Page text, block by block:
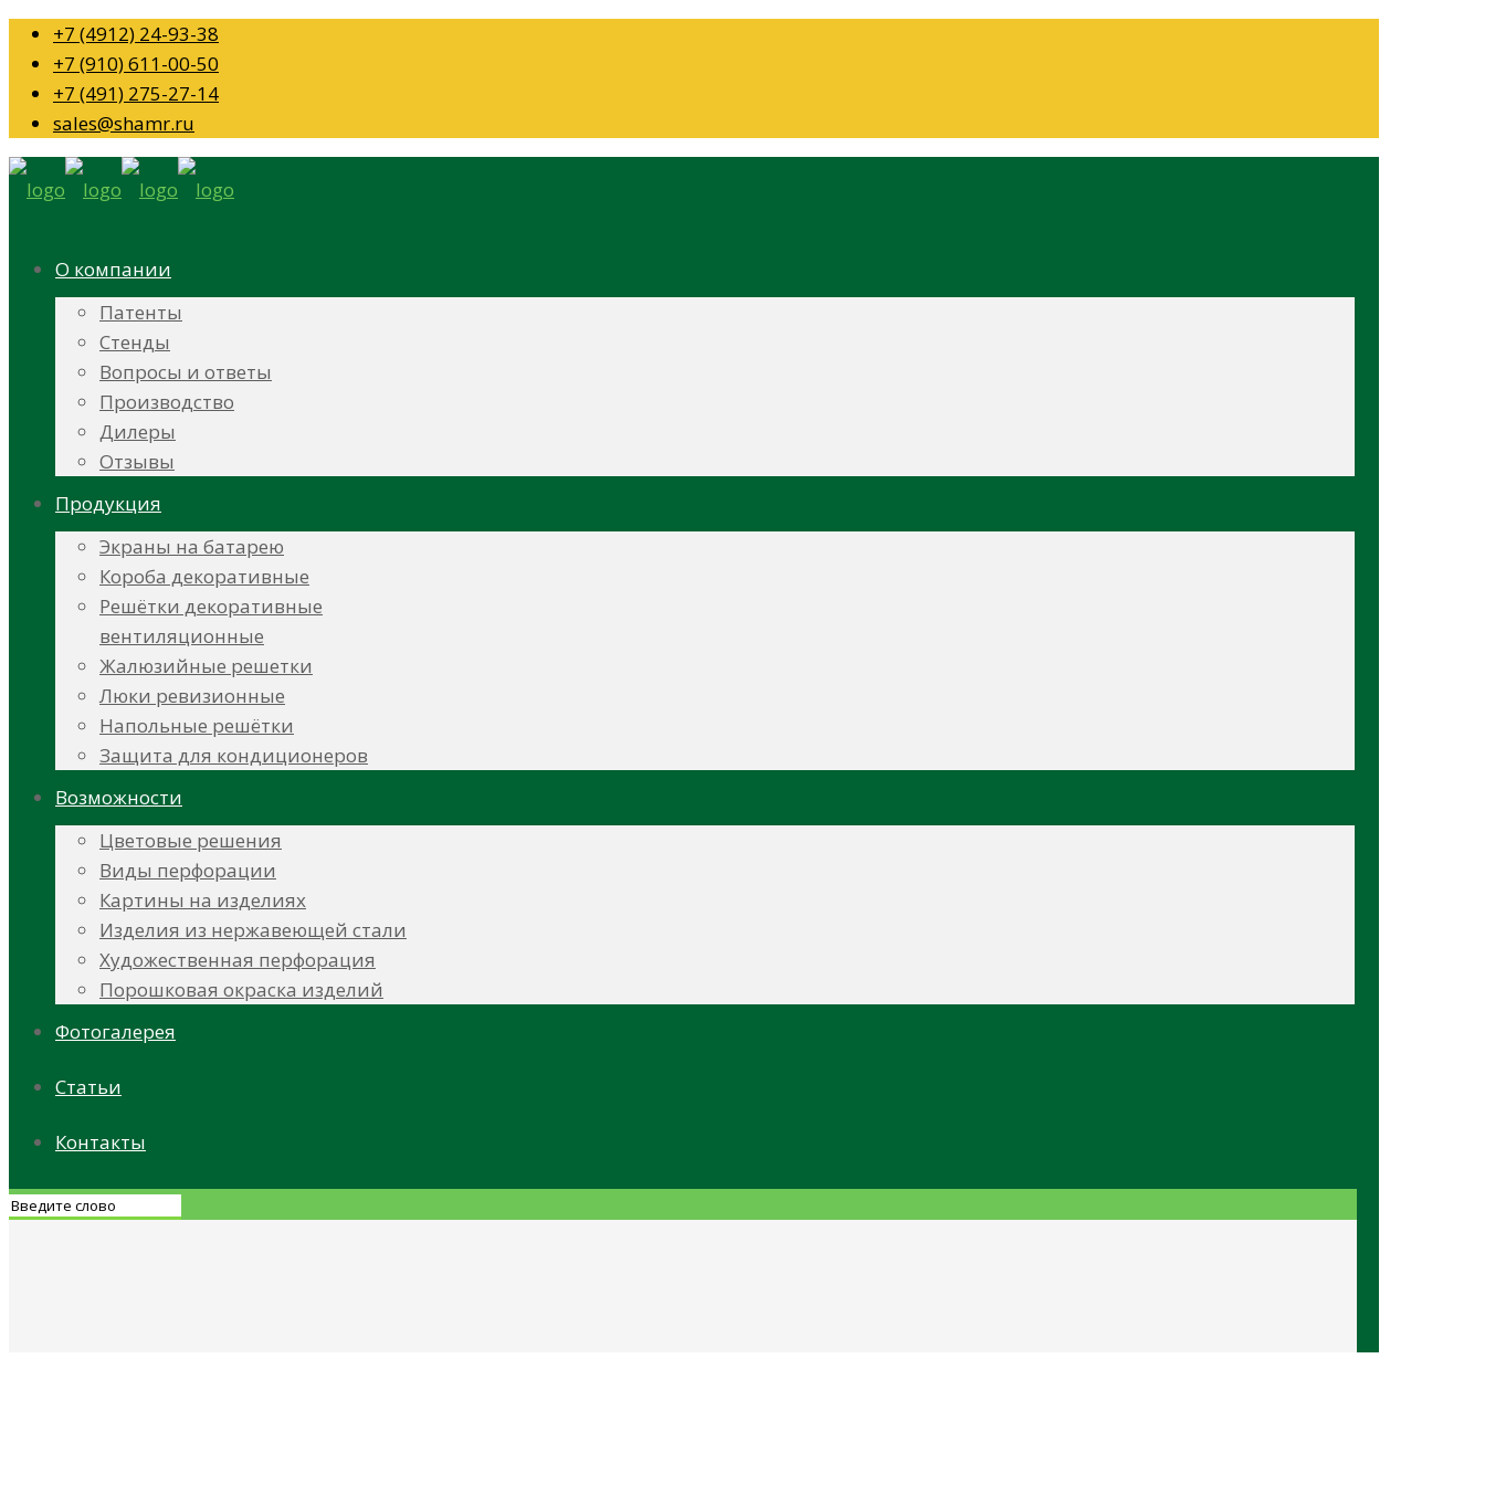
+7 (4912) 24-93-38
+7 (910) 611-00-50
+7 (491) 275-27-14
sales@shamr.ru
О компании
Патенты
Стенды
Вопросы и ответы
Производство
Дилеры
Отзывы
Продукция
Экраны на батарею
Короба декоративные
Решётки декоративные
вентиляционные
Жалюзийные решетки
Люки ревизионные
Напольные решётки
Защита для кондиционеров
Возможности
Цветовые решения
Виды перфорации
Картины на изделиях
Изделия из нержавеющей стали
Художественная перфорация
Порошковая окраска изделий
Фотогалерея
Статьи
Контакты